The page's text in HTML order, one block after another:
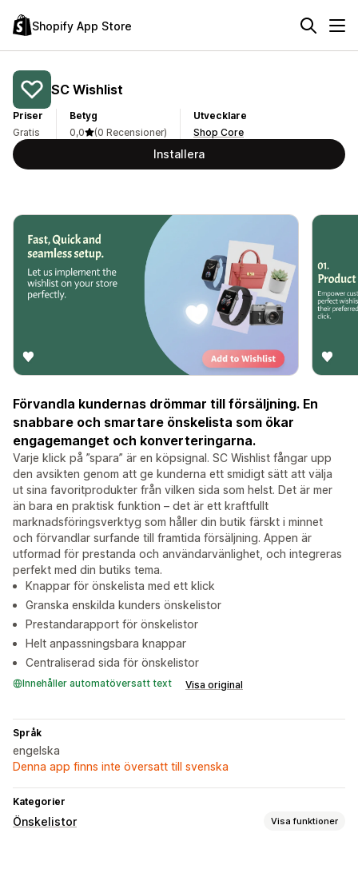
Shopify App Store
SC Wishlist
Priser
Gratis
Betyg
0,0
(0 Recensioner)
Utvecklare
Shop Core
Installera
Förvandla kundernas drömmar till försäljning. En
snabbare och smartare önskelista som ökar
engagemanget och konverteringarna.
Varje klick på ”spara” är en köpsignal. SC Wishlist fångar upp
den avsikten genom att ge kunderna ett smidigt sätt att välja
ut sina favoritprodukter från vilken sida som helst. Det är mer
än bara en praktisk funktion – det är ett kraftfullt
marknadsföringsverktyg som håller din butik färskt i minnet
och förvandlar surfande till framtida försäljning. Appen är
utformad för prestanda och användarvänlighet, och integreras
perfekt med din butiks tema.
Knappar för önskelista med ett klick
Granska enskilda kunders önskelistor
Prestandarapport för önskelistor
Helt anpassningsbara knappar
Centraliserad sida för önskelistor
Innehåller automatöversatt text Visa original
Språk
engelska
Denna app finns inte översatt till svenska
Kategorier
Önskelistor Visa funktioner